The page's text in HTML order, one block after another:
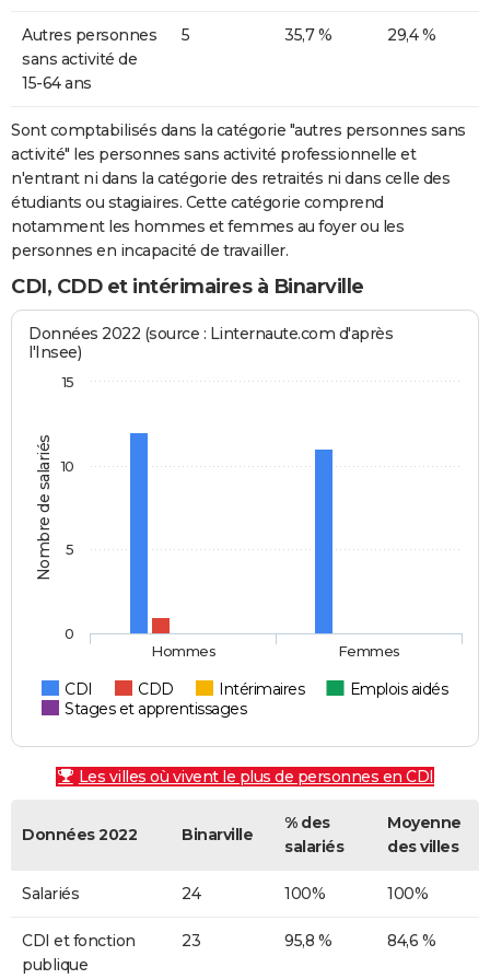
Autres personnes
sans activité de
15-64 ans
5 35,7 % 29,4 %
Sont comptabilisés dans la catégorie "autres personnes sans
activité" les personnes sans activité professionnelle et
n'entrant ni dans la catégorie des retraités ni dans celle des
étudiants ou stagiaires. Cette catégorie comprend
notamment les hommes et femmes au foyer ou les
personnes en incapacité de travailler.
CDI, CDD et intérimaires à Binarville
Nombre de salariés
Données 2022 (source : Linternaute.com d'après
l'Insee)
CDI CDD Intérimaires
Emplois aidés
Stages et apprentissages
Hommes Femmes
0
5
10
15
Les villes où vivent le plus de personnes en CDI
Données 2022 Binarville
% des
salariés
Moyenne
des villes
Salariés 24 100% 100%
CDI et fonction
publique
23 95,8 % 84,6 %